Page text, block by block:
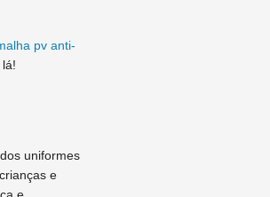
pv anti-
uniformes
e